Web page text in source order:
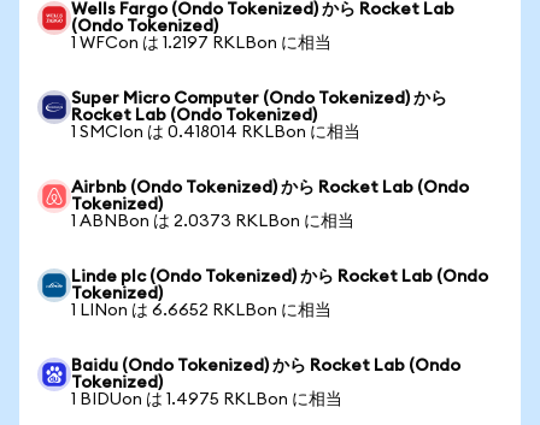
Wells Fargo (Ondo Tokenized) から Rocket Lab
(Ondo Tokenized)
1 WFCon は 1.2197 RKLBon に相当
Super Micro Computer (Ondo Tokenized) から
Rocket Lab (Ondo Tokenized)
1 SMCIon は 0.418014 RKLBon に相当
Airbnb (Ondo Tokenized) から Rocket Lab (Ondo
Tokenized)
1 ABNBon は 2.0373 RKLBon に相当
Linde plc (Ondo Tokenized) から Rocket Lab (Ondo
Tokenized)
1 LINon は 6.6652 RKLBon に相当
Baidu (Ondo Tokenized) から Rocket Lab (Ondo
Tokenized)
1 BIDUon は 1.4975 RKLBon に相当